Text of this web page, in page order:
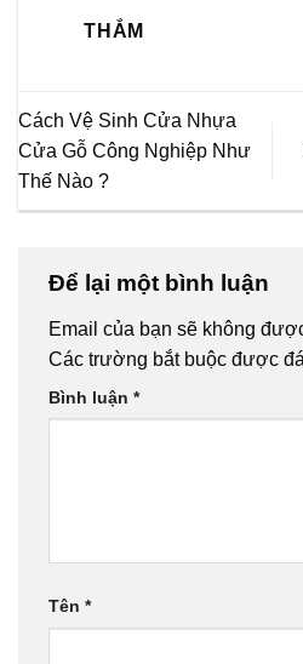
THẮM
Cách Vệ Sinh Cửa Nhựa
Cửa Gỗ Công Nghiệp Như
Thế Nào ?
Để lại một bình luận
Email của bạn sẽ không
Các trường bắt buộc được
Bình luận *
Tên *